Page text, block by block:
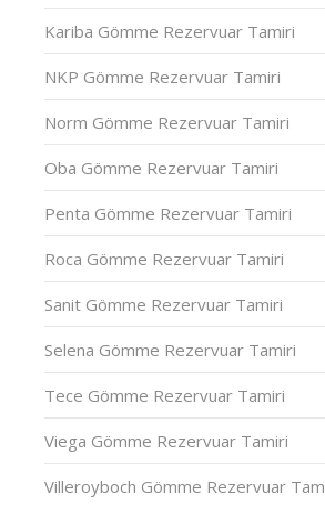
Kariba Gömme Rezervuar Tamiri
NKP Gömme Rezervuar Tamiri
Norm Gömme Rezervuar Tamiri
Oba Gömme Rezervuar Tamiri
Penta Gömme Rezervuar Tamiri
Roca Gömme Rezervuar Tamiri
Sanit Gömme Rezervuar Tamiri
Selena Gömme Rezervuar Tamiri
Tece Gömme Rezervuar Tamiri
Viega Gömme Rezervuar Tamiri
Villeroyboch Gömme Rezervuar